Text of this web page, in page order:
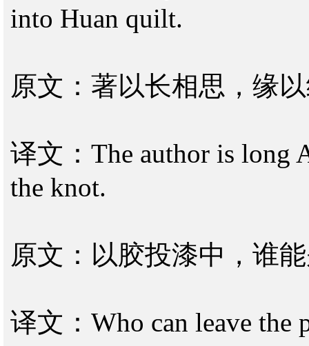
into Huan quilt.
原文：著以长相思，缘
译文：The author is long
the knot.
原文：以胶投漆中，谁
译文：Who can leave the